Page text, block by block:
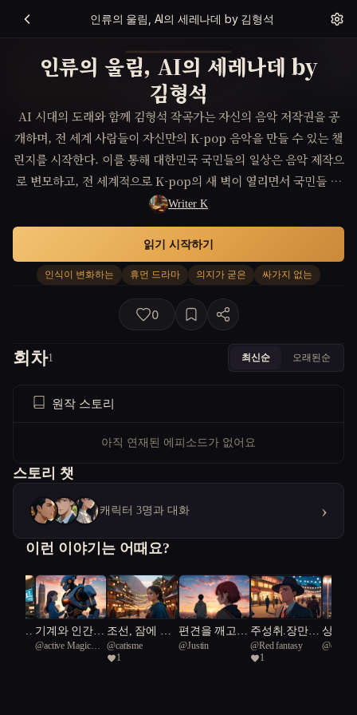
인류의 울림, AI의 세레나데 by 김형석
인류의 울림, AI의 세레나데 by
김형석
AI 시대의 도래와 함께 김형석 작곡가는 자신의 음악 저작권을 공
개하며, 전 세계 사람들이 자신만의 K-pop 음악을 만들 수 있는 챌
린지를 시작한다. 이를 통해 대한민국 국민들의 일상은 음악 제작으
로 변모하고, 전 세계적으로 K-pop의 새 벽이 열리면서 국민들 사
이의 인식과 문화가 혁신적으로 변화한다.
Writer K
인식이 변화하는 휴먼 드라마 의지가 굳은 싸가지 없는
읽기 시작하기
0
회차1 최신순 오래된순
원작 스토리
아직 연재된 에피소드가 없어요
스토리 챗
캐릭터 3명과 대화 ›
이런 이야기는 어때요?
계하 기계와 인간의
정서적 공존
@active Magic
조선, 잠에 들
다
@catisme
1
편견을 깨고
더 큰 꿈을 품
@Justin
주성취.장만혹
그리고 금선무
홍콩타임슬립
@Red fantasy
1
상처
되는
@